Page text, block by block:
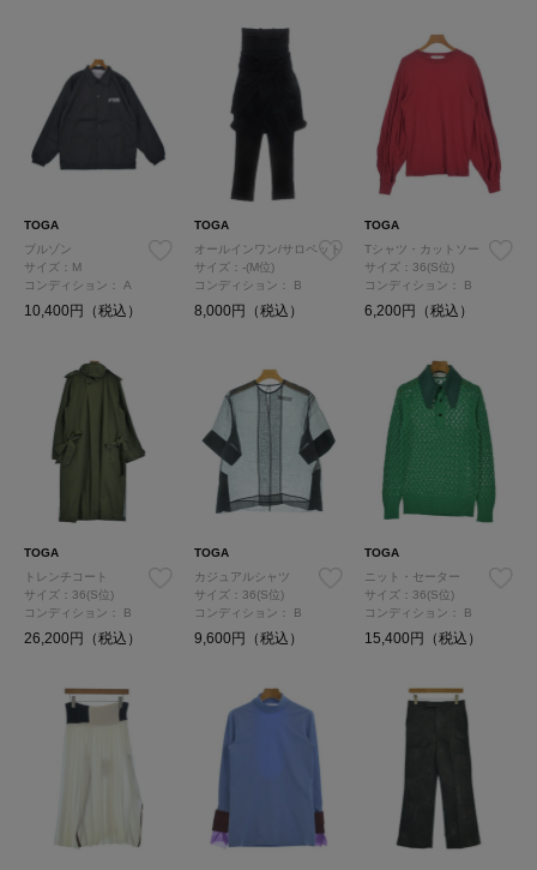
TOGA
ブルゾン
サイズ：M
コンディション： A
10,400円（税込）
TOGA
オールインワン/サロペット
サイズ：-(M位)
コンディション：
B
8,000円（税込）
TOGA
Tシャツ・カットソー
サイズ：36(S位)
コンディション：
B
6,200円（税込）
TOGA
トレンチコート
サイズ：36(S位)
コンディション： B
26,200円（税込）
TOGA
カジュアルシャツ
サイズ：36(S位)
コンディション：
B
9,600円（税込）
TOGA
ニット・セーター
サイズ：36(S位)
コンディション：
B
15,400円（税込）